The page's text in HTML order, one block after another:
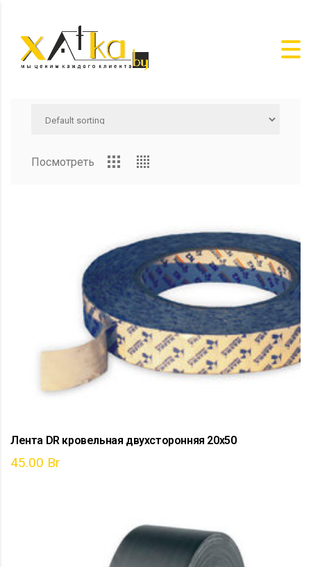
Посмотреть
Лента DR кровельная двухсторонняя 20х50
45.00 Br